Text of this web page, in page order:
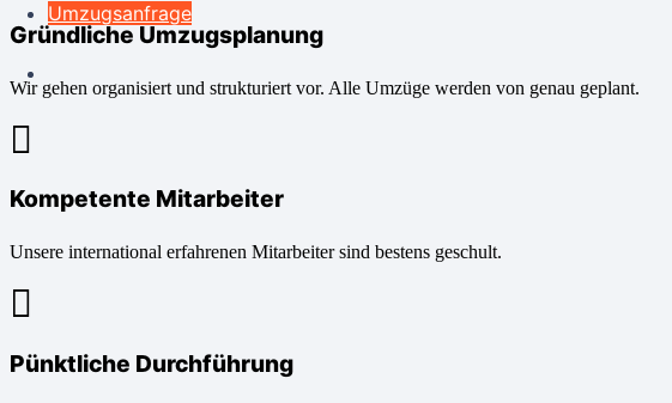
Umzugsanfrage
Gründliche Umzugsplanung
Wir gehen organisiert und strukturiert vor. Alle Umzüge werden von genau geplant.
Kompetente Mitarbeiter
Unsere international erfahrenen Mitarbeiter sind bestens geschult.
Pünktliche Durchführung